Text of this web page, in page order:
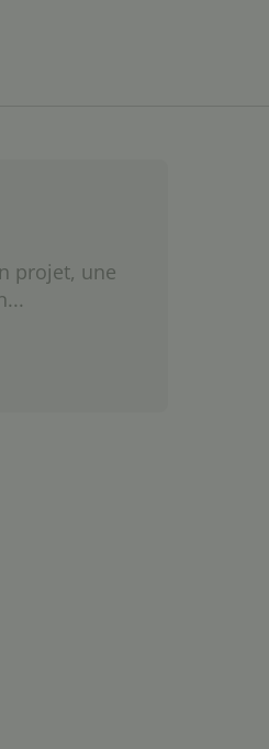
projet, une